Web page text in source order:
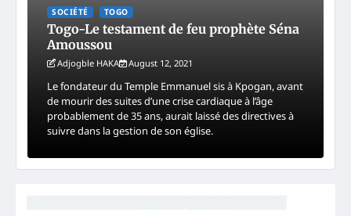
SOCIÉTÉ TOGO
Togo-Le testament de feu prophète Séna
Amoussou
Adjogble HAKA August 12, 2021
Le fondateur du Temple Emmanuel sis à Kpogan, avant
de mourir des suites d’une crise cardiaque à l’âge
probablement de 35 ans, aurait laissé des directives à
suivre dans la gestion de son église.